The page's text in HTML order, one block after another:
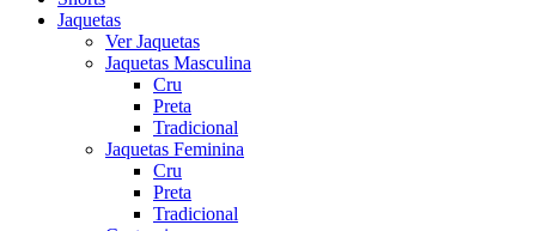
Jaquetas
Ver Jaquetas
Jaquetas Masculina
Cru
Preta
Tradicional
Jaquetas Feminina
Cru
Preta
Tradicional